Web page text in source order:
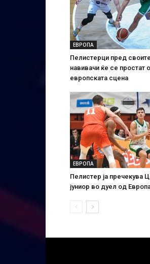
ЕВРОПА
Пелистерци пред своите
навивачи ќе се простат
европската сцена
ЕВРОПА
Пелистер ја пречекува
јуниор во дуел од